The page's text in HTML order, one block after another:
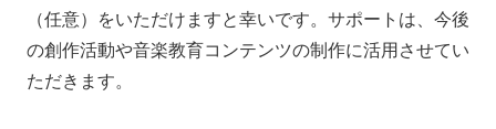
（任意）をいただけますと幸いです。サポートは、今後
の創作活動や音楽教育コンテンツの制作に活用させてい
ただきます。